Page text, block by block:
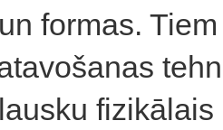
formas.